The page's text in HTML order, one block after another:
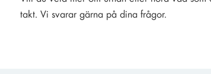
takt. Vi svarar gärna på dina frågor.